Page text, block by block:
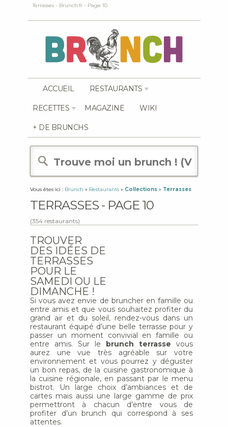
Terrasses - Brunch.fr - Page 10
ACCUEIL RESTAURANTS
RECETTES MAGAZINE WIKI
+ DE BRUNCHS
Vous êtes ici : Brunch » Restaurants » Collections » Terrasses
TERRASSES - PAGE 10
(354 restaurants)
TROUVER
DES IDÉES DE
TERRASSES
POUR LE
SAMEDI OU LE
DIMANCHE !
Si vous avez envie de bruncher en famille ou
entre amis et que vous souhaitez profiter du
grand air et du soleil, rendez-vous dans un
restaurant équipé d’une belle terrasse pour y
passer un moment convivial en famille ou
entre amis. Sur le brunch terrasse vous
aurez une vue très agréable sur votre
environnement et vous pourrez y déguster
un bon repas, de la cuisine gastronomique à
la cuisine régionale, en passant par le menu
bistrot. Un large choix d’ambiances et de
cartes mais aussi une large gamme de prix
permettront à chacun d’entre vous de
profiter d’un brunch qui correspond à ses
attentes.